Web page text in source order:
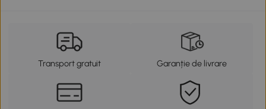
Transport gratuit Garanție de livrare